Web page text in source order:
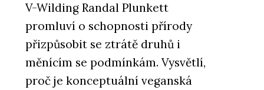
PRODUKTY
Skládaná vláknocementová
střešní krytina Swisspearl
V-Wilding Randal Plunkett
promluví o schopnosti přírody
přizpůsobit se ztrátě druhů i
měnícím se podmínkám. Vysvětlí,
proč je konceptuální veganská